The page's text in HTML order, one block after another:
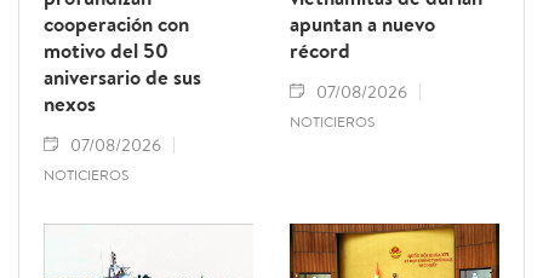
cooperación con
motivo del 50
aniversario de sus
nexos
07/08/2026
NOTICIEROS
apuntan a nuevo
récord
07/08/2026
NOTICIEROS